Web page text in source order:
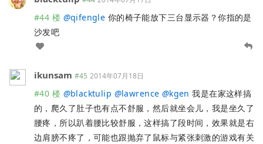
#44 楼 @qifengle 你的椅子能放下三台显示器？你指的是
沙发吧
ikunsam #45 2014年07月18日
#40 楼 @blacktulip @lawrence @kgen 我是在家这样搞
的，爬久了肚子也有点不舒服，然后就坐会儿，我是坐久了
腰疼，所以趴着腰比较舒服，这样搞了段时间，效果就是右
边肩膀不疼了，可能也跟抛弃了鼠标与紧张刺激的游戏有关